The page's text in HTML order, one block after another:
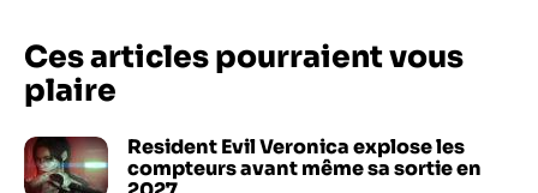
Ces articles pourraient vous
plaire
Resident Evil Veronica explose les
compteurs avant même sa sortie en